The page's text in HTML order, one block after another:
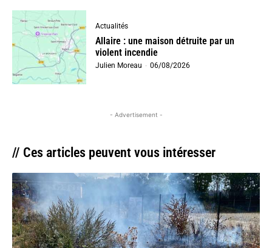
Actualités
Allaire : une maison détruite par un
violent incendie
Julien Moreau - 06/08/2026
- Advertisement -
// Ces articles peuvent vous intéresser